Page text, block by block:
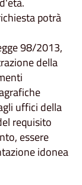
potrà
98/2013,
della
uffici della
requisito
essere
idonea